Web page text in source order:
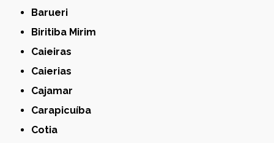
Barueri
Biritiba Mirim
Caieiras
Caierias
Cajamar
Carapicuíba
Cotia